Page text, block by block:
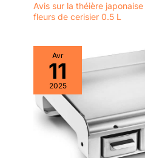
Avis sur la théière
fleurs de cerisier 0.5 L
Avr
11
2025